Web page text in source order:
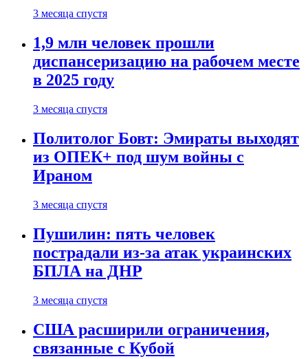
3 месяца спустя
1,9 млн человек прошли
диспансеризацию на рабочем месте
в 2025 году
3 месяца спустя
Политолог Бовт: Эмираты выходят
из ОПЕК+ под шум войны с
Ираном
3 месяца спустя
Пушилин: пять человек
пострадали из-за атак украинских
БПЛА на ДНР
3 месяца спустя
США расширили ограничения,
связанные с Кубой